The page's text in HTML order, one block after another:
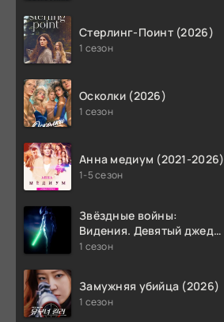
Стерлинг-Поинт (2026)
1 сезон
Осколки (2026)
1 сезон
Анна медиум (2021-2026)
1-5 сезон
Звёздные войны:
Видения. Девятый джедай
(2026)
1 сезон
Замужняя убийца (2026)
1 сезон